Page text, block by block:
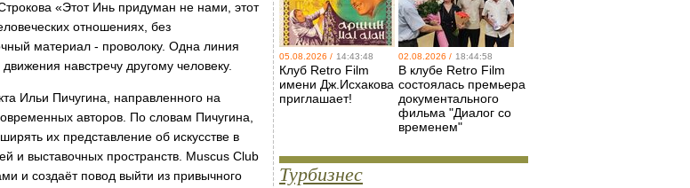
«Этот Инь придуман не нами, этот
отношениях, без
материал - проволоку. Одна линия
навстречу другому человеку.
Ильи Пичугина, направленного на
авторов. По словам Пичугина,
их представление об искусстве в
и выставочных пространств. Muscus Club
и создаёт повод выйти из привычного
05.08.2026 / 14:43:48
Клуб Retro Film
имени Дж.Исхакова
приглашает!
02.08.2026 / 18:44:58
В клубе Retro Film
состоялась премьера
документального
фильма "Диалог со
временем"
Турбизнес